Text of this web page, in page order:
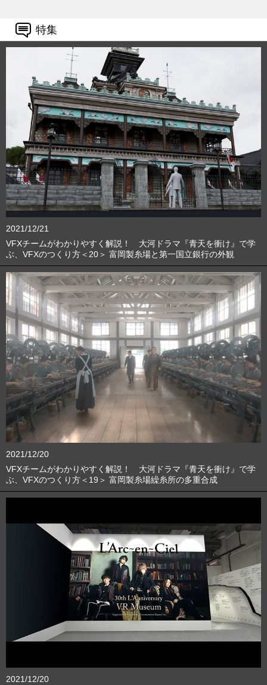
特集
2021/12/21
VFXチームがわかりやすく解説！ 大河ドラマ『青天を衝け』で学
ぶ、VFXのつくり方＜20＞ 富岡製糸場と第一国立銀行の外観
2021/12/20
VFXチームがわかりやすく解説！ 大河ドラマ『青天を衝け』で学
ぶ、VFXのつくり方＜19＞ 富岡製糸場繰糸所の多重合成
2021/12/20